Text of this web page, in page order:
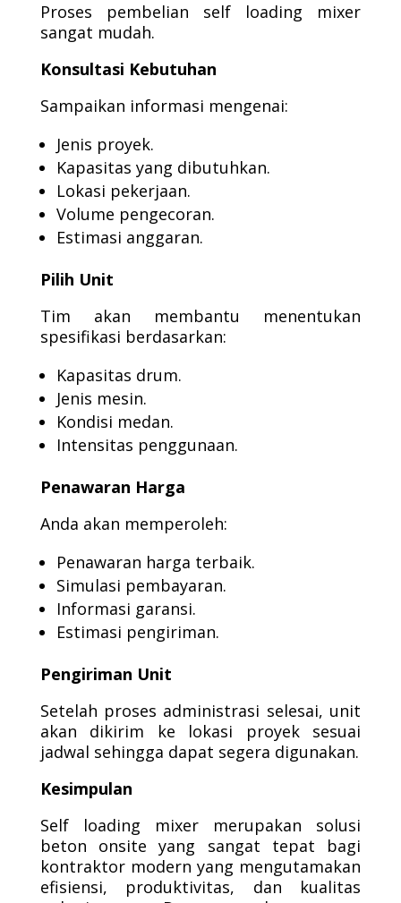
Proses pembelian self loading mixer
sangat mudah.
Konsultasi Kebutuhan
Sampaikan informasi mengenai:
Jenis proyek.
Kapasitas yang dibutuhkan.
Lokasi pekerjaan.
Volume pengecoran.
Estimasi anggaran.
Pilih Unit
Tim akan membantu menentukan
spesifikasi berdasarkan:
Kapasitas drum.
Jenis mesin.
Kondisi medan.
Intensitas penggunaan.
Penawaran Harga
Anda akan memperoleh:
Penawaran harga terbaik.
Simulasi pembayaran.
Informasi garansi.
Estimasi pengiriman.
Pengiriman Unit
Setelah proses administrasi selesai, unit
akan dikirim ke lokasi proyek sesuai
jadwal sehingga dapat segera digunakan.
Kesimpulan
Self loading mixer merupakan solusi
beton onsite yang sangat tepat bagi
kontraktor modern yang mengutamakan
efisiensi, produktivitas, dan kualitas